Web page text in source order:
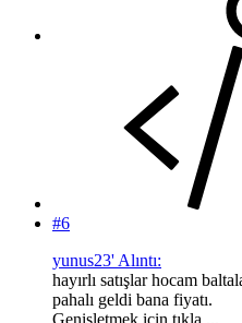
#6
yunus23' Alıntı:
hayırlı satışlar hocam
pahalı geldi bana fiyatı.
Genişletmek için tıkla ...